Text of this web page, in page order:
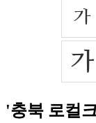
'충북 로컬